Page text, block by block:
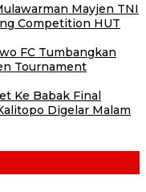
Mayjen TNI
Competition HUT
FC Tumbangkan
Tournament
Ke Babak Final
Digelar Malam